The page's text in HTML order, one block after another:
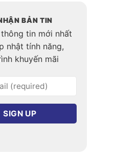
BẢN TIN
tin mới nhất
nhật tính năng,
khuyến mãi